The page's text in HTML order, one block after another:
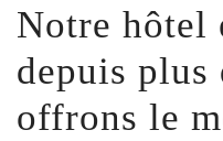
Notre hôtel
depuis plus
offrons le